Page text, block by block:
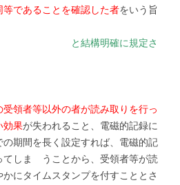
であることを確認した者をいう旨
」
と結構明確に規定さ
領者等以外の者が読み取りを行っ
効果が失われること、電磁的記録に
期間を長く設定すれば、電磁的記
てしま うことから、受領者等が読
にタイムスタンプを付すこととさ